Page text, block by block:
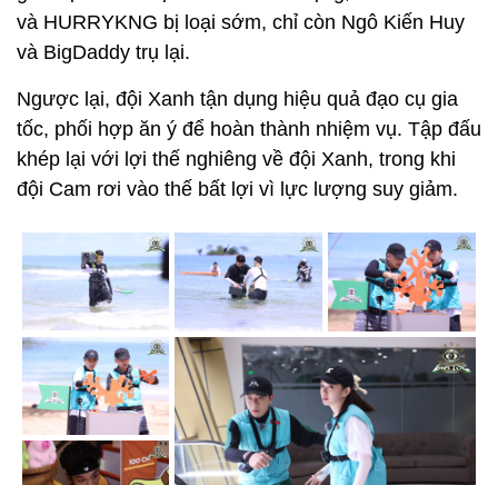
và HURRYKNG bị loại sớm, chỉ còn Ngô Kiến Huy
và BigDaddy trụ lại.
Ngược lại, đội Xanh tận dụng hiệu quả đạo cụ gia
tốc, phối hợp ăn ý để hoàn thành nhiệm vụ. Tập đấu
khép lại với lợi thế nghiêng về đội Xanh, trong khi
đội Cam rơi vào thế bất lợi vì lực lượng suy giảm.